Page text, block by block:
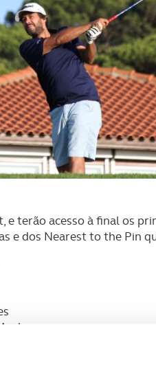
e terão acesso à final os
e dos Nearest to the Pin